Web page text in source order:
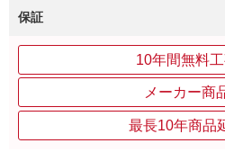
保証
10年間無料
メーカー商
最長10年商品